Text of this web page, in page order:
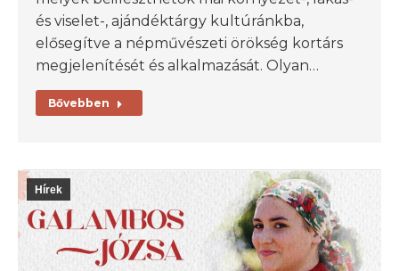
és viselet-, ajándéktárgy kultúránkba,
elősegítve a népművészeti örökség kortárs
megjelenítését és alkalmazását. Olyan…
Bővebben
Hírek